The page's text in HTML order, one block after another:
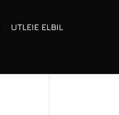
UTLEIE ELBIL